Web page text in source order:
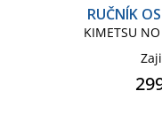
RUČNÍK
KIMETSU